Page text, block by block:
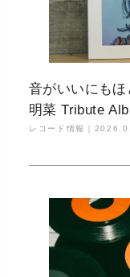
音がいいにも
明菜 Tribute
レコード情報｜